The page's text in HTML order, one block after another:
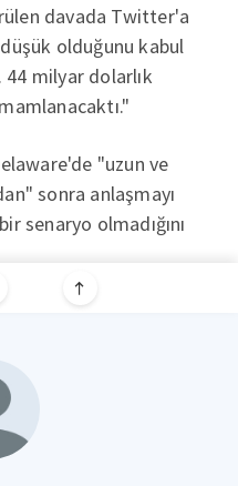
davada Twitter'a
düşük olduğunu kabul
milyar dolarlık
"uzun ve
sonra anlaşmayı
senaryo olmadığını